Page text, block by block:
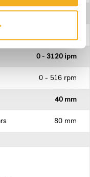
13 J
0 - 3120 ipm
0 - 516 rpm
40 mm
80 mm